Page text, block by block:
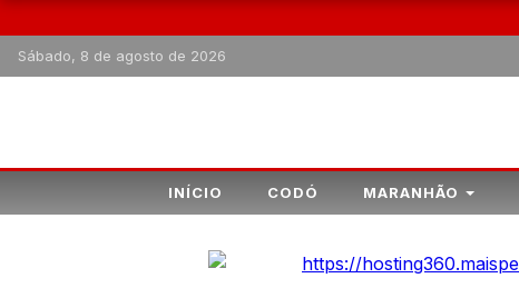
Sábado, 8 de agosto de 2026
INÍCIO CODÓ MARANHÃO